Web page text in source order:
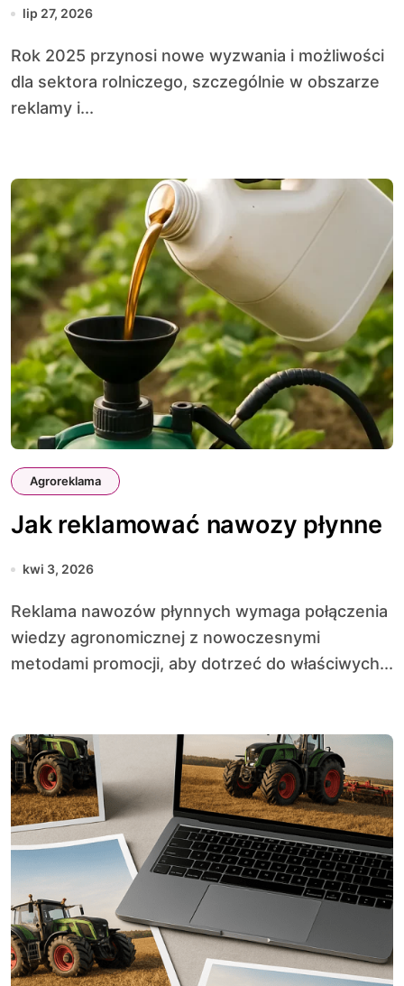
lip 27, 2026
Rok 2025 przynosi nowe wyzwania i możliwości
dla sektora rolniczego, szczególnie w obszarze
reklamy i...
Agroreklama
Jak reklamować nawozy płynne
kwi 3, 2026
Reklama nawozów płynnych wymaga połączenia
wiedzy agronomicznej z nowoczesnymi
metodami promocji, aby dotrzeć do właściwych...